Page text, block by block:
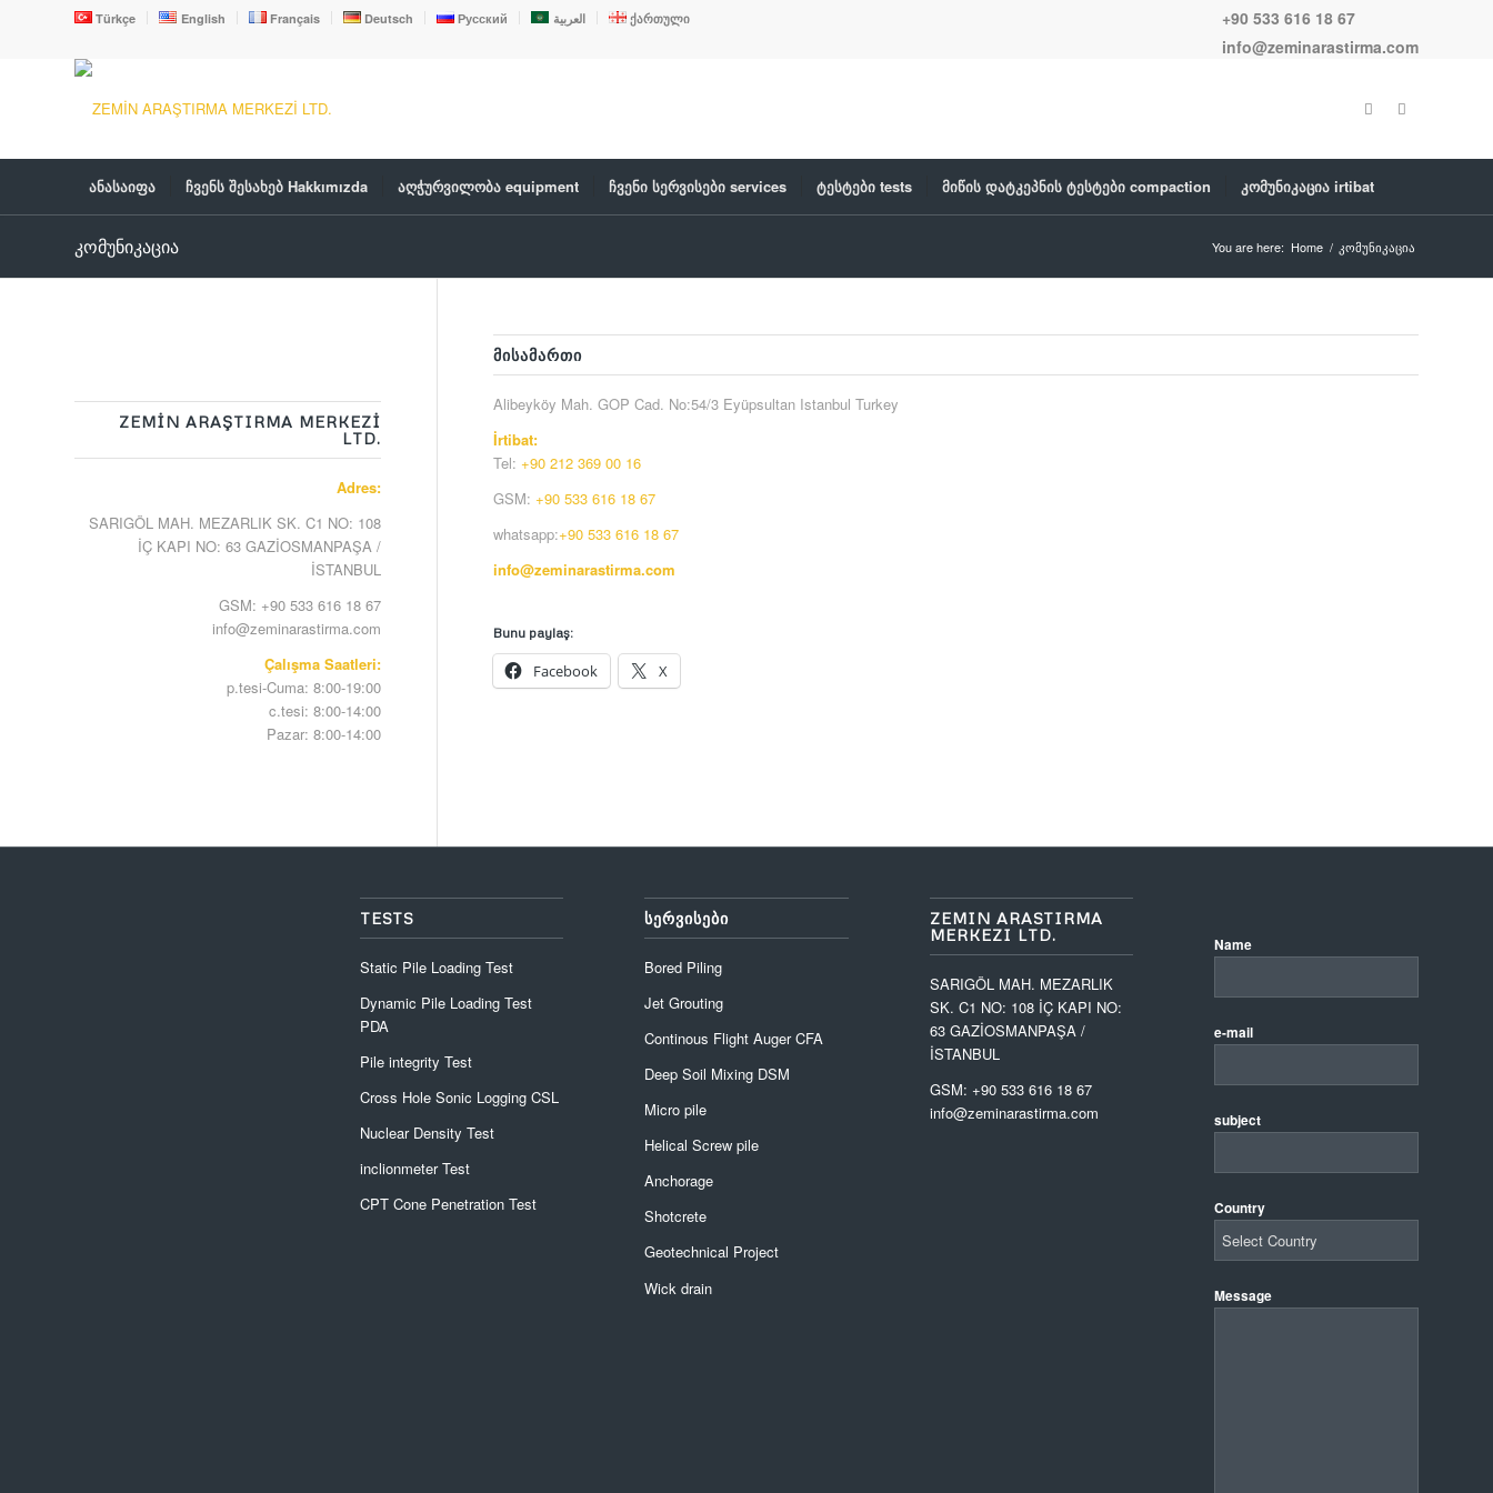
Türkçe English Français Deutsch Русский العربية ქართული
+90 533 616 18 67
info@zeminarastirma.com
ანასაიფა ჩვენს შესახებ Hakkımızda აღჭურვილობა equipment ჩვენი სერვისები services ტესტები tests მიწის დატკეპნის ტესტები compaction კომუნიკაცია irtibat
კომუნიკაცია You are here: Home / კომუნიკაცია
ᲛᲘᲡᲐᲛᲐᲠᲗᲘ
Alibeyköy Mah. GOP Cad. No:54/3 Eyüpsultan Istanbul Turkey
İrtibat:
Tel: +90 212 369 00 16
GSM: +90 533 616 18 67
whatsapp:+90 533 616 18 67
info@zeminarastirma.com
Bunu paylaş:
Facebook X
ZEMİN ARAŞTIRMA MERKEZİ
LTD.
Adres:
SARIGÖL MAH. MEZARLIK SK. C1 NO: 108
İÇ KAPI NO: 63 GAZİOSMANPAŞA /
İSTANBUL
GSM: +90 533 616 18 67
info@zeminarastirma.com
Çalışma Saatleri:
p.tesi-Cuma: 8:00-19:00
c.tesi: 8:00-14:00
Pazar: 8:00-14:00
TESTS
Static Pile Loading Test
Dynamic Pile Loading Test
PDA
Pile integrity Test
Cross Hole Sonic Logging CSL
Nuclear Density Test
inclionmeter Test
CPT Cone Penetration Test
ᲡᲔᲠᲕᲘᲡᲔᲑᲘ
Bored Piling
Jet Grouting
Continous Flight Auger CFA
Deep Soil Mixing DSM
Micro pile
Helical Screw pile
Anchorage
Shotcrete
Geotechnical Project
Wick drain
ZEMIN ARASTIRMA
MERKEZI LTD.
SARIGÖL MAH. MEZARLIK
SK. C1 NO: 108 İÇ KAPI NO:
63 GAZİOSMANPAŞA /
İSTANBUL
GSM: +90 533 616 18 67
info@zeminarastirma.com
Name
e-mail
subject
Country
Message